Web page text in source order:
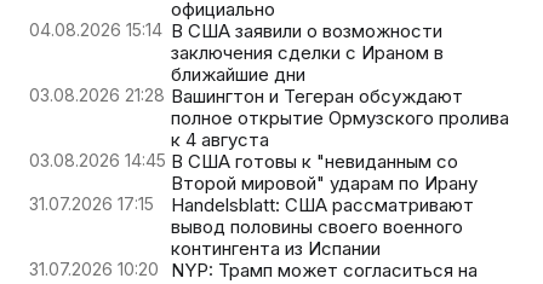
официально
04.08.2026 15:14 В США заявили о возможности
заключения сделки с Ираном в
ближайшие дни
03.08.2026 21:28 Вашингтон и Тегеран обсуждают
полное открытие Ормузского пролива
к 4 августа
03.08.2026 14:45 В США готовы к "невиданным со
Второй мировой" ударам по Ирану
31.07.2026 17:15
Handelsblatt: США рассматривают
вывод половины своего военного
контингента из Испании
31.07.2026 10:20
NYP: Трамп может согласиться на